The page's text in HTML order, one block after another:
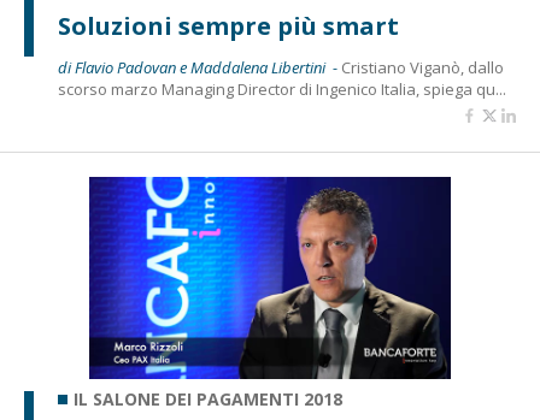
Soluzioni sempre più smart
di Flavio Padovan e Maddalena Libertini - Cristiano Viganò, dallo
scorso marzo Managing Director di Ingenico Italia, spiega qu...
IL SALONE DEI PAGAMENTI 2018